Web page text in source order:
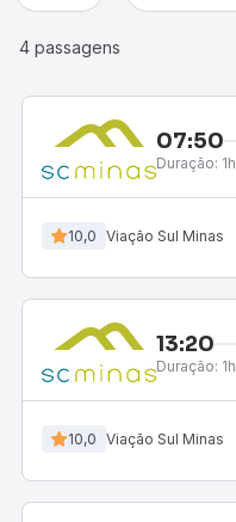
4 passagens
07:50
Duração: 1h
10,0 Viação Sul Minas
13:20
Duração: 1h
10,0 Viação Sul Minas